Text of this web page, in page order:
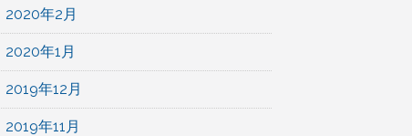
2020年2月
2020年1月
2019年12月
2019年11月